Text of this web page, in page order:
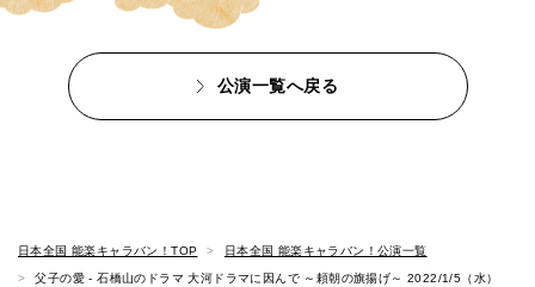
公演一覧へ戻る
日本全国 能楽キャラバン！TOP 日本全国 能楽キャラバン！公演一覧
父子の愛 - 石橋山のドラマ 大河ドラマに因んで ～頼朝の旗揚げ～ 2022/1/5（水）